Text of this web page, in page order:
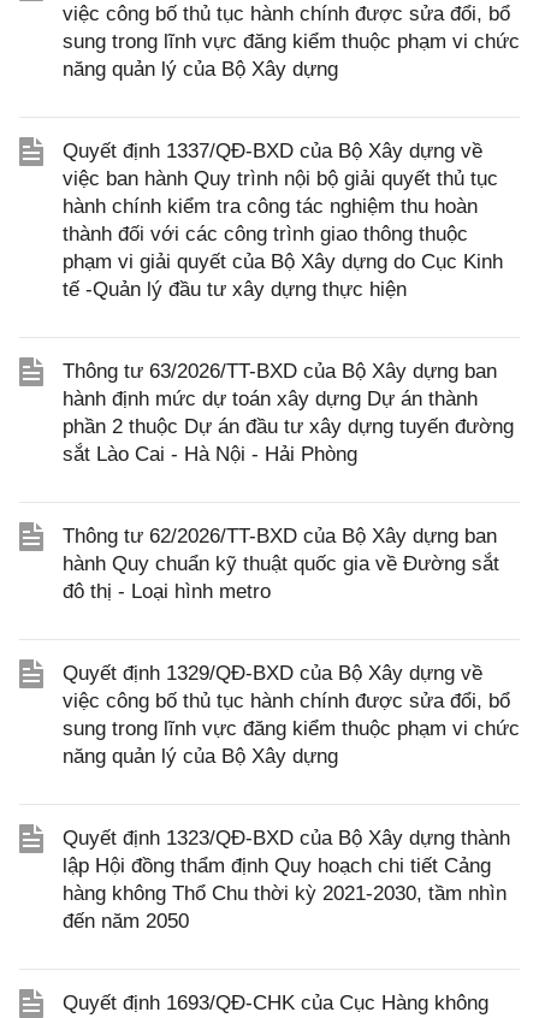
việc công bố thủ tục hành chính được sửa đổi, bổ
sung trong lĩnh vực đăng kiểm thuộc phạm vi chức
năng quản lý của Bộ Xây dựng
Quyết định 1337/QĐ-BXD của Bộ Xây dựng về
việc ban hành Quy trình nội bộ giải quyết thủ tục
hành chính kiểm tra công tác nghiệm thu hoàn
thành đối với các công trình giao thông thuộc
phạm vi giải quyết của Bộ Xây dựng do Cục Kinh
tế -Quản lý đầu tư xây dựng thực hiện
Thông tư 63/2026/TT-BXD của Bộ Xây dựng ban
hành định mức dự toán xây dựng Dự án thành
phần 2 thuộc Dự án đầu tư xây dựng tuyến đường
sắt Lào Cai - Hà Nội - Hải Phòng
Thông tư 62/2026/TT-BXD của Bộ Xây dựng ban
hành Quy chuẩn kỹ thuật quốc gia về Đường sắt
đô thị - Loại hình metro
Quyết định 1329/QĐ-BXD của Bộ Xây dựng về
việc công bố thủ tục hành chính được sửa đổi, bổ
sung trong lĩnh vực đăng kiểm thuộc phạm vi chức
năng quản lý của Bộ Xây dựng
Quyết định 1323/QĐ-BXD của Bộ Xây dựng thành
lập Hội đồng thẩm định Quy hoạch chi tiết Cảng
hàng không Thổ Chu thời kỳ 2021-2030, tầm nhìn
đến năm 2050
Quyết định 1693/QĐ-CHK của Cục Hàng không